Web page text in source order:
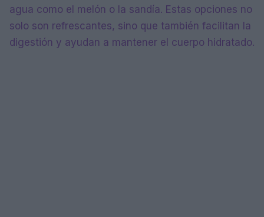
agua como el melón o la sandía. Estas opciones no
solo son refrescantes, sino que también facilitan la
digestión y ayudan a mantener el cuerpo hidratado.